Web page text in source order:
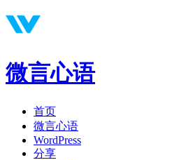
微言心语
首页
微言心语
WordPress
分享